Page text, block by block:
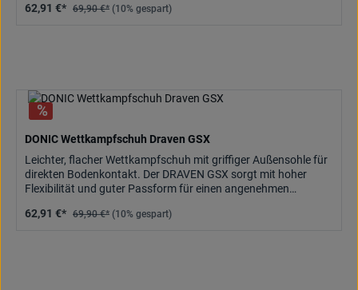
62,91 €* 69,90 €* (10% gespart)
DONIC Wettkampfschuh Draven GSX
Leichter, flacher Wettkampfschuh mit griffiger Außensohle für
direkten Bodenkontakt. Der DRAVEN GSX sorgt mit hoher
Flexibilität und guter Passform für einen angenehmen
62,91 €* 69,90 €* (10% gespart)